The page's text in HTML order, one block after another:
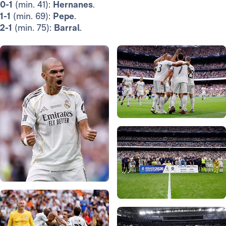
0-1 (min. 41): Hernanes.
1-1 (min. 69): Pepe.
2-1 (min. 75): Barral.